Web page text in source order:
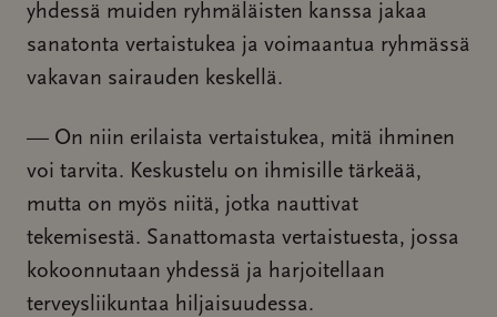
yhdessä muiden ryhmäläisten kanssa jakaa
sanatonta vertaistukea ja voimaantua ryhmässä
vakavan sairauden keskellä.
— On niin erilaista vertaistukea, mitä ihminen
voi tarvita. Keskustelu on ihmisille tärkeää,
mutta on myös niitä, jotka nauttivat
tekemisestä. Sanattomasta vertaistuesta, jossa
kokoonnutaan yhdessä ja harjoitellaan
terveysliikuntaa hiljaisuudessa.